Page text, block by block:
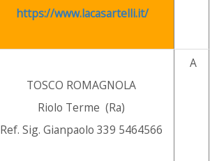
https://www.lacasartelli.it/
TOSCO ROMAGNOLA
Riolo Terme (Ra)
Ref. Sig. Gianpaolo 339 5464566
A